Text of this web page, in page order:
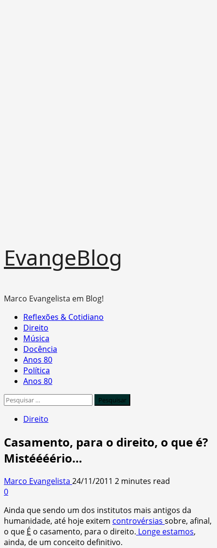
to
content
EvangeBlog
Marco Evangelista em Blog!
Primary
Menu
Reflexões & Cotidiano
Direito
Música
Docência
Anos 80
Política
Anos 80
Pesquisar
Direito
Casamento, para o direito, o que é?
Mistéééério…
Marco Evangelista 24/11/2011 2 minutes read
0
Ainda que sendo um dos institutos mais antigos da
humanidade, até hoje exitem controvérsias sobre, afinal,
o que É o casamento, para o direito. Longe estamos,
ainda, de um conceito definitivo.